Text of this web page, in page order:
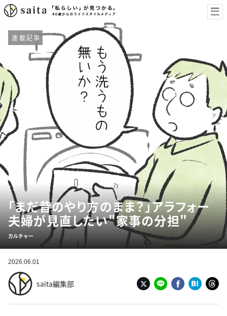
連載記事
「まだ昔のやり方のまま？」アラフォー
夫婦が見直したい"家事の分担"
カルチャー
2026.06.01
saita編集部